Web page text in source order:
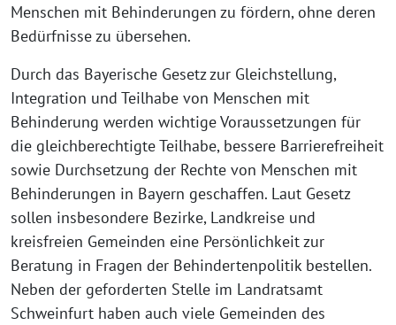
Menschen mit Behinderungen zu fördern, ohne deren
Bedürfnisse zu übersehen.
Durch das Bayerische Gesetz zur Gleichstellung,
Integration und Teilhabe von Menschen mit
Behinderung werden wichtige Voraussetzungen für
die gleichberechtigte Teilhabe, bessere Barrierefreiheit
sowie Durchsetzung der Rechte von Menschen mit
Behinderungen in Bayern geschaffen. Laut Gesetz
sollen insbesondere Bezirke, Landkreise und
kreisfreien Gemeinden eine Persönlichkeit zur
Beratung in Fragen der Behindertenpolitik bestellen.
Neben der geforderten Stelle im Landratsamt
Schweinfurt haben auch viele Gemeinden des